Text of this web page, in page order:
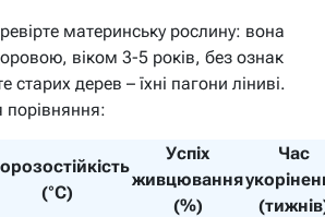
материнську рослину: вона
віком 3-5 років, без ознак
старих дерев – їхні пагони ліниві.
порівняння:
(°C)
Успіх
живцювання
(%)
Час